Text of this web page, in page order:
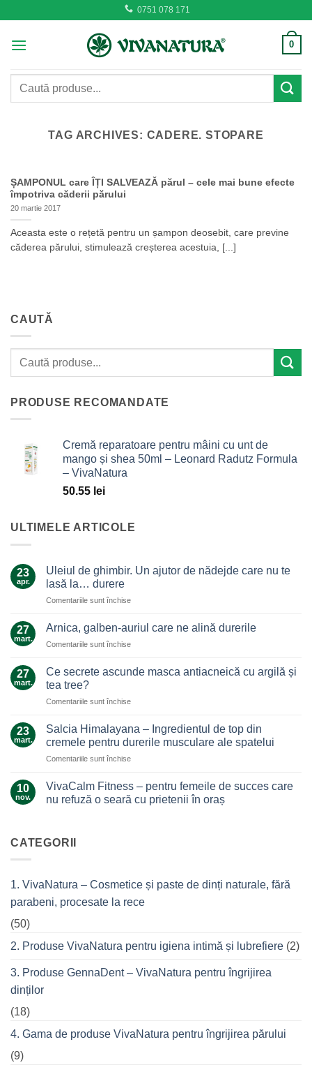
content
0751 078 171
0
Caută
TAG ARCHIVES: CADERE. STOPARE
ȘAMPONUL care ÎȚI SALVEAZĂ părul – cele mai bune efecte
împotriva căderii părului
20 martie 2017
Aceasta este o rețetă pentru un șampon deosebit, care previne
căderea părului, stimulează creșterea acestuia, [...]
CAUTĂ
PRODUSE RECOMANDATE
Cremă reparatoare pentru mâini cu unt de
mango și shea 50ml – Leonard Radutz Formula
– VivaNatura
50.55 lei
ULTIMELE ARTICOLE
23
apr.
Uleiul de ghimbir. Un ajutor de nădejde care nu te
lasă la… durere
Comentariile sunt închisepentru
de
Un
de
nu
lasă
la…
27
mart.
Arnica, galben-auriul care ne alină durerile
Comentariile sunt închisepentru
galben-
ne
durerile
27
mart.
Ce secrete ascunde masca antiacneică cu argilă și
tea tree?
Comentariile sunt închisepentru
secrete
ascunde
masca
antiacneică
argilă
23
mart.
Salcia Himalayana – Ingredientul de top din
cremele pentru durerile musculare ale spatelui
Comentariile sunt închisepentru
Himalayana
Ingredientul
musculare
ale
10
nov.
VivaCalm Fitness – pentru femeile de succes care
nu refuză o seară cu prietenii în oraș
VivaCalm
Fitness
de
care
seară
cu
în
oraș
CATEGORII
1. VivaNatura – Cosmetice și paste de dinți naturale, fără
parabeni, procesate la rece
(50)
2. Produse VivaNatura pentru igiena intimă și lubrefiere (2)
3. Produse GennaDent – VivaNatura pentru îngrijirea
dinților
(18)
4. Gama de produse VivaNatura pentru îngrijirea părului
(9)